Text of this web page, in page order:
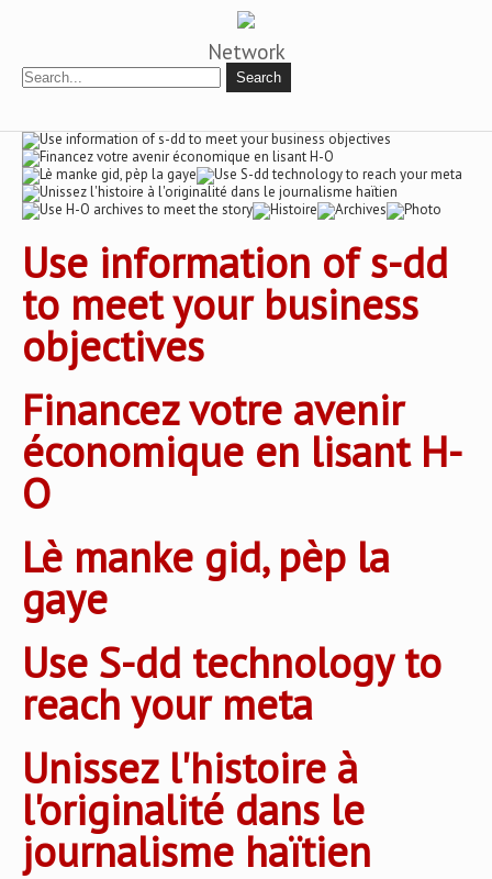
Network
Use information of s-dd
to meet your business
objectives
Financez votre avenir
économique en lisant H-
O
Lè manke gid, pèp la
gaye
Use S-dd technology to
reach your meta
Unissez l'histoire à
l'originalité dans le
journalisme haïtien